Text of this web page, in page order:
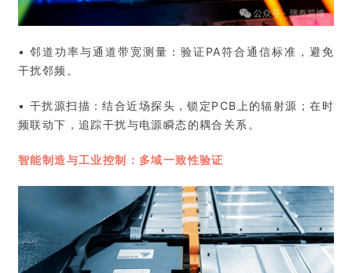
• 邻道功率与通道带宽测量：验证PA符合通信标准，避免
干扰邻频。
• 干扰源扫描：结合近场探头，锁定PCB上的辐射源；在时
频联动下，追踪干扰与电源瞬态的耦合关系。
智能制造与工业控制：多域一致性验证